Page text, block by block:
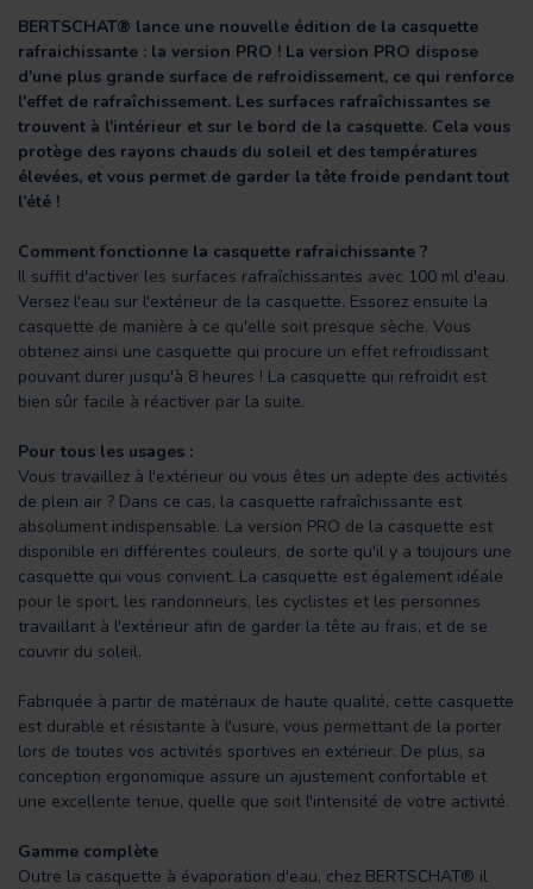
BERTSCHAT® lance une nouvelle édition de la casquette
rafraichissante : la version PRO ! La version PRO dispose
d'une plus grande surface de refroidissement, ce qui renforce
l'effet de rafraîchissement. Les surfaces rafraîchissantes se
trouvent à l'intérieur et sur le bord de la casquette. Cela vous
protège des rayons chauds du soleil et des températures
élevées, et vous permet de garder la tête froide pendant tout
l’été !
Comment fonctionne la casquette rafraichissante ?
Il suffit d'activer les surfaces rafraîchissantes avec 100 ml d'eau.
Versez l'eau sur l'extérieur de la casquette. Essorez ensuite la
casquette de manière à ce qu'elle soit presque sèche. Vous
obtenez ainsi une casquette qui procure un effet refroidissant
pouvant durer jusqu'à 8 heures ! La casquette qui refroidit est
bien sûr facile à réactiver par la suite.
Pour tous les usages :
Vous travaillez à l'extérieur ou vous êtes un adepte des activités
de plein air ? Dans ce cas, la casquette rafraîchissante est
absolument indispensable. La version PRO de la casquette est
disponible en différentes couleurs, de sorte qu'il y a toujours une
casquette qui vous convient. La casquette est également idéale
pour le sport, les randonneurs, les cyclistes et les personnes
travaillant à l'extérieur afin de garder la tête au frais, et de se
couvrir du soleil.
Fabriquée à partir de matériaux de haute qualité, cette casquette
est durable et résistante à l'usure, vous permettant de la porter
lors de toutes vos activités sportives en extérieur. De plus, sa
conception ergonomique assure un ajustement confortable et
une excellente tenue, quelle que soit l'intensité de votre activité.
Gamme complète
Outre la casquette à évaporation d'eau, chez BERTSCHAT® il